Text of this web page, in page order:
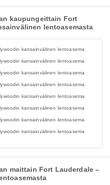
kaupungeittain Fort
lentoasemasta
kansainvälinen lentoasema
kansainvälinen lentoasema
kansainvälinen lentoasema
kansainvälinen lentoasema
kansainvälinen lentoasema
kansainvälinen lentoasema
kansainvälinen lentoasema
kansainvälinen lentoasema
maittain Fort Lauderdale –